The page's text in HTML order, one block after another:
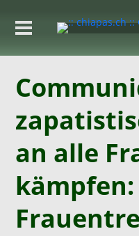
an alle
kämpfen: